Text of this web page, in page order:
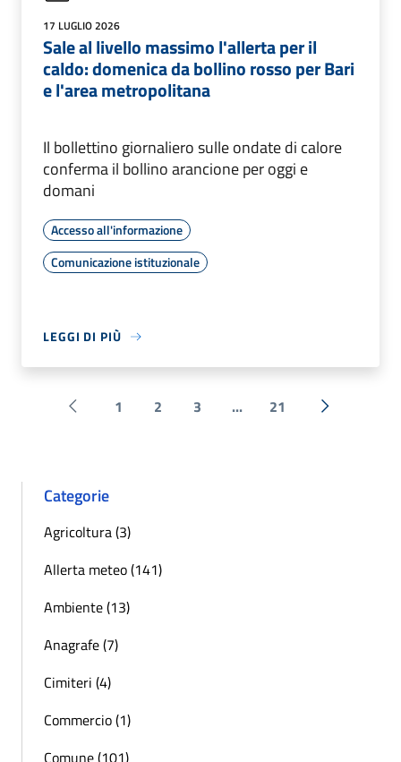
17 LUGLIO 2026
Sale al livello massimo l'allerta per il
caldo: domenica da bollino rosso per Bari
e l'area metropolitana
Il bollettino giornaliero sulle ondate di calore
conferma il bollino arancione per oggi e
domani
Accesso all'informazione
Comunicazione istituzionale
LEGGI DI PIÙ
Pagina precedente
1 2 3 ... 21 Successiva
Categorie
Agricoltura (3)
Allerta meteo (141)
Ambiente (13)
Anagrafe (7)
Cimiteri (4)
Commercio (1)
Comune (101)